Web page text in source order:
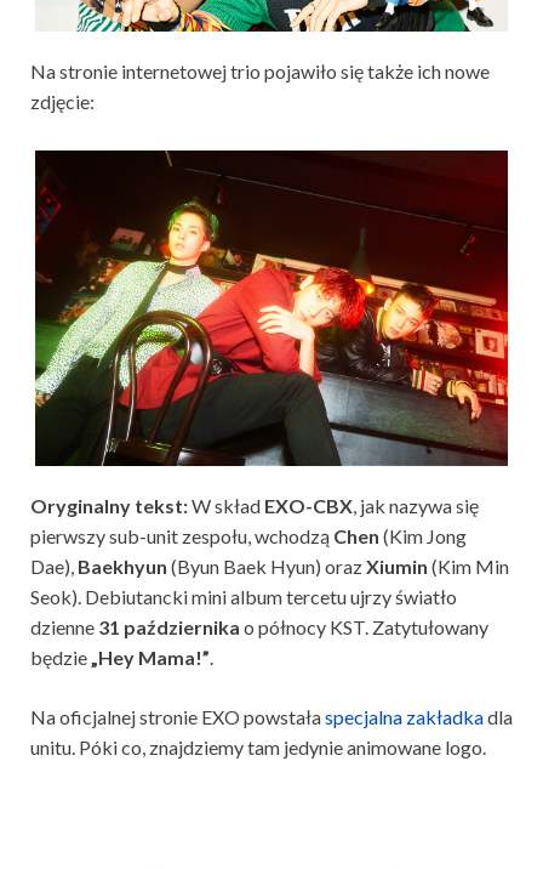
Na stronie internetowej trio pojawiło się także ich nowe
zdjęcie:
Oryginalny tekst:W skład EXO-CBX, jak nazywa się
pierwszy sub-unit zespołu, wchodzą Chen (Kim Jong
Dae), Baekhyun (Byun Baek Hyun) orazXiumin (Kim Min
Seok). Debiutancki mini album tercetu ujrzy światło
dzienne 31 października o północy KST. Zatytułowany
będzie„Hey Mama!”.
Na oficjalnej stronie EXO powstałaspecjalna zakładkadla
unitu. Póki co, znajdziemy tam jedynie animowane logo.